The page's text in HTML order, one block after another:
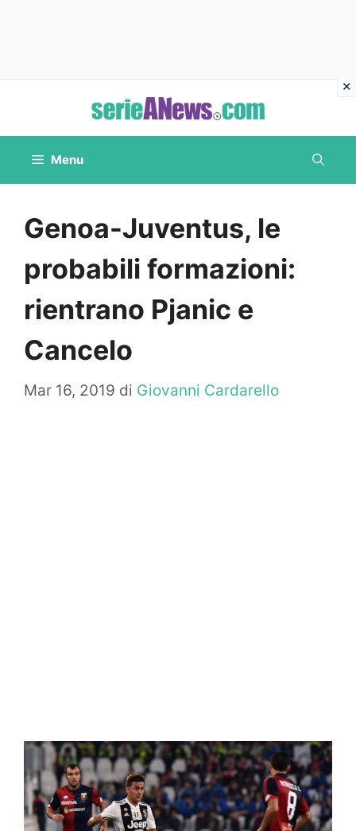
contenuto
Menu
Genoa-Juventus, le
probabili formazioni:
rientrano Pjanic e
Cancelo
Mar 16, 2019 di Giovanni Cardarello